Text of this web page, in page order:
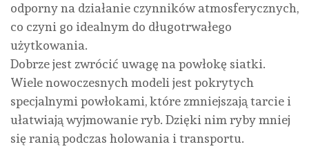
odporny na działanie czynników atmosferycznych,
co czyni go idealnym do długotrwałego
użytkowania.
Dobrze jest zwrócić uwagę na powłokę siatki.
Wiele nowoczesnych modeli jest pokrytych
specjalnymi powłokami, które zmniejszają tarcie i
ułatwiają wyjmowanie ryb. Dzięki nim ryby mniej
się ranią podczas holowania i transportu.